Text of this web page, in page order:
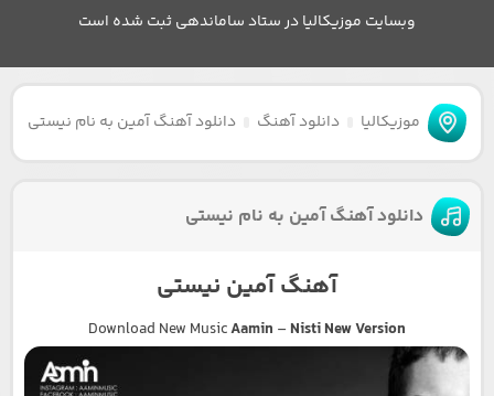
وبسایت موزیکالیا در ستاد ساماندهی ثبت شده است
موزیکالیا دانلود آهنگ دانلود آهنگ آمین به نام نیستی
دانلود آهنگ آمین به نام نیستی
آهنگ آمین نیستی
Download New MusicAamin – Nisti New Version